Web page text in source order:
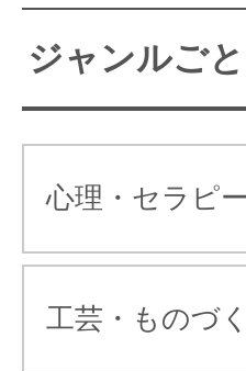
い合わせくださ
フラワーア
ピーを学べ
く自分に！
新しい自分
か？
ジャンルご
心理・セラピ
工芸・ものづ